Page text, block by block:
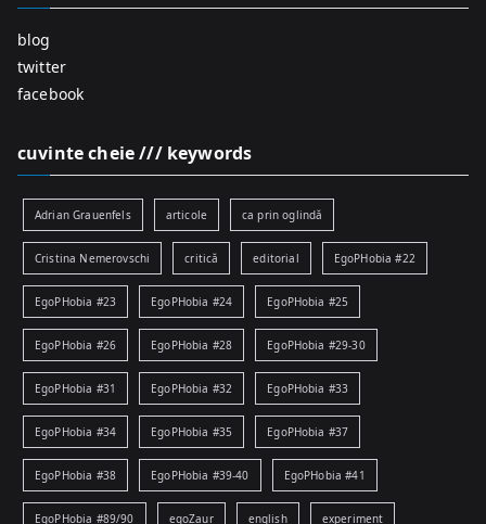
blog
twitter
facebook
cuvinte cheie /// keywords
Adrian Grauenfels articole ca prin oglindă
Cristina Nemerovschi critică editorial EgoPHobia #22
EgoPHobia #23 EgoPHobia #24 EgoPHobia #25
EgoPHobia #26 EgoPHobia #28 EgoPHobia #29-30
EgoPHobia #31 EgoPHobia #32 EgoPHobia #33
EgoPHobia #34 EgoPHobia #35 EgoPHobia #37
EgoPHobia #38 EgoPHobia #39-40 EgoPHobia #41
EgoPHobia #89/90 egoZaur english experiment